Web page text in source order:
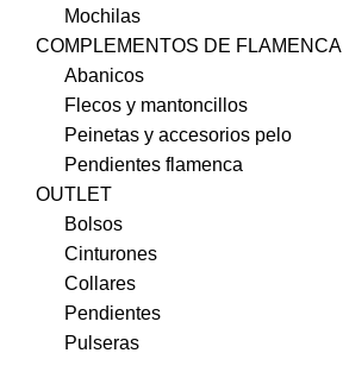
Mochilas
COMPLEMENTOS DE FLAMENCA
Abanicos
Flecos y mantoncillos
Peinetas y accesorios pelo
Pendientes flamenca
OUTLET
Bolsos
Cinturones
Collares
Pendientes
Pulseras